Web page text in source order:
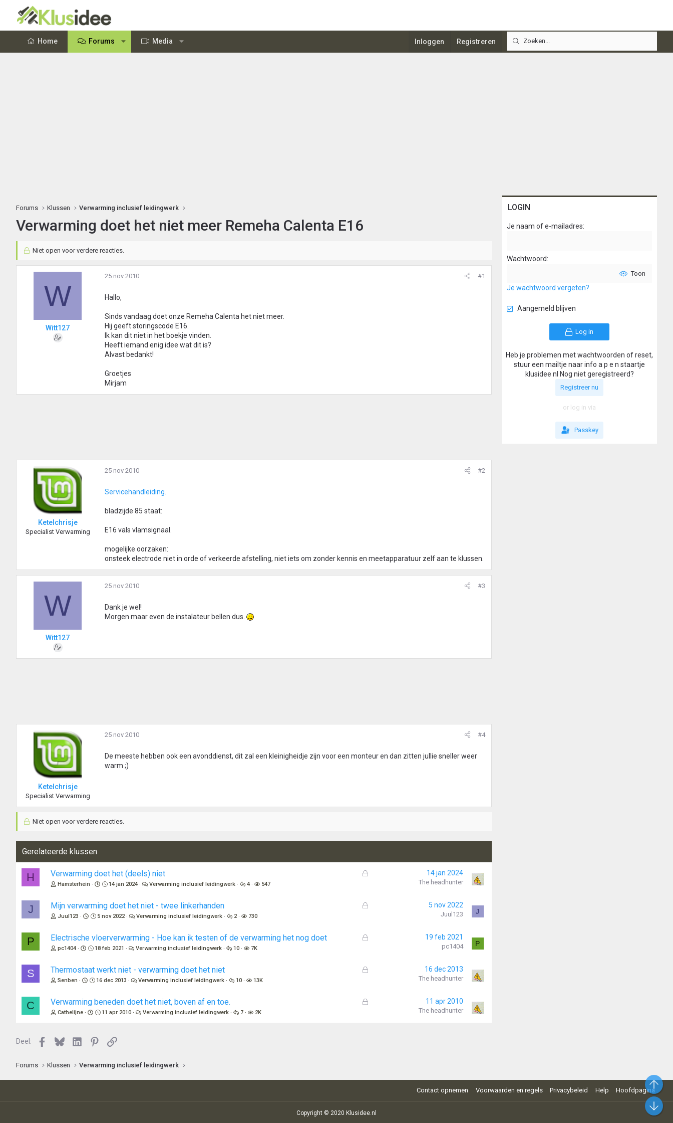
Home Forums Media Inloggen Registreren
Forums Klussen Verwarming inclusief leidingwerk
Verwarming doet het niet meer Remeha Calenta E16
Niet open voor verdere reacties.
W
Witt127
25 nov 2010 #1
Hallo,
Sinds vandaag doet onze Remeha Calenta het niet meer.
Hij geeft storingscode E16.
Ik kan dit niet in het boekje vinden.
Heeft iemand enig idee wat dit is?
Alvast bedankt!
Groetjes
Mirjam
Ketelchrisje
Specialist Verwarming
25 nov 2010 #2
Servicehandleiding.
bladzijde 85 staat:
E16 vals vlamsignaal.
mogelijke oorzaken:
onsteek electrode niet in orde of verkeerde afstelling, niet iets om zonder kennis en meetapparatuur zelf aan te klussen.
W
Witt127
25 nov 2010 #3
Dank je wel!
Morgen maar even de instalateur bellen dus.
Ketelchrisje
Specialist Verwarming
25 nov 2010 #4
De meeste hebben ook een avonddienst, dit zal een kleinigheidje zijn voor een monteur en dan zitten jullie sneller weer
warm ;)
Niet open voor verdere reacties.
Gerelateerde klussen
H
G
o
n
Verwarming doet het (deels) niet
Hamsterhein 14 jan 2024 Verwarming inclusief leidingwerk 4 547
14 jan 2024
The headhunter
J
G
o
n
Mijn verwarming doet het niet - twee linkerhanden
Juul123 5 nov 2022 Verwarming inclusief leidingwerk 2 730
5 nov 2022
Juul123 J
P
G
o
n
Electrische vloerverwarming - Hoe kan ik testen of de verwarming het nog doet
pc1404 18 feb 2021 Verwarming inclusief leidingwerk 10 7K
19 feb 2021
pc1404 P
S
G
o
Thermostaat werkt niet - verwarming doet het niet
Senben 16 dec 2013 Verwarming inclusief leidingwerk 10 13K
16 dec 2013
The headhunter
C
G
Verwarming beneden doet het niet, boven af en toe.
Cathelijne 11 apr 2010 Verwarming inclusief leidingwerk 7 2K
11 apr 2010
The headhunter
Deel: Facebook
BlueskyLinkedInPinterest
Link
Forums Klussen Verwarming inclusief leidingwerk
LOGIN
Je naam of e-mailadres
Wachtwoord
Toon
Je wachtwoord vergeten?
Aangemeld blijven
Log in
Heb je problemen met wachtwoorden of reset,
stuur een mailtje naar info a p e n staartje
klusidee nl Nog niet geregistreerd?
Registreer nu
or log in via
Passkey
Contact opnemen Voorwaarden en regels Privacybeleid Help Hoofdpagina
Copyright © 2020 Klusidee.nl